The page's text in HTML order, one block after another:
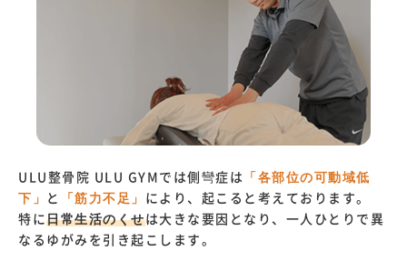
ULU整骨院 ULU GYMでは側彎症は
「各部位の可動域低
下」
と 「筋力不足」
により、起こると考えております。
特に日常生活のくせは大きな要因となり、一人ひとりで異
なるゆがみを引き起こします。